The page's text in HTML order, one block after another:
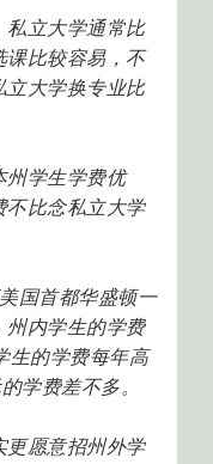
私立大学通常比
课比较容易，不
立大学换专业比
州学生学费优
不比念私立大学
国首都华盛顿一
州内学生的学费
生的学费每年高
学费差不多。
更愿意招州外学